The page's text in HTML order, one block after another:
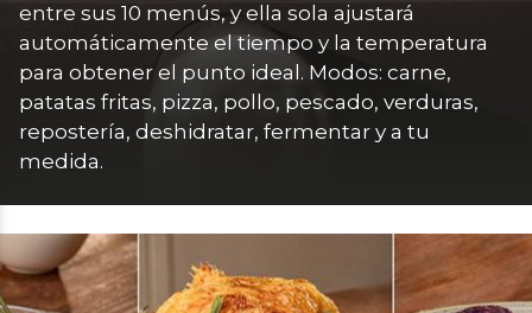
entre sus 10 menús, y ella sola ajustará
automáticamente el tiempo y la temperatura
para obtener el punto ideal. Modos: carne,
patatas fritas, pizza, pollo, pescado, verduras,
repostería, deshidratar, fermentar y a tu
medida.